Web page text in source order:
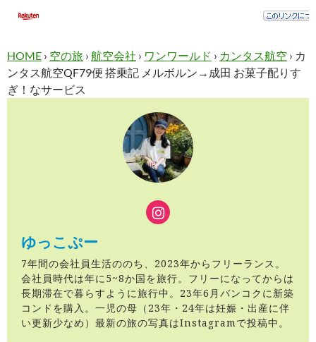
HOME › 空の旅 › 航空会社 › ワンワールド › カンタス航空 › カ
ンタス航空QF79便 搭乗記 メルボルン→成田 お菓子配りす
ぎ！なサービス
ゆっこぷー
7年間の会社員生活ののち、2023年からフリーランス。
会社員時代は年に5~8か国を旅行。フリーになってからは
長期滞在で暮らすように旅行中。23年6月バンコクに新築
コンドを購入。一児の母（23年・24年は妊娠・出産に伴
い更新少なめ）最新の旅の写真はInstagramで投稿中。